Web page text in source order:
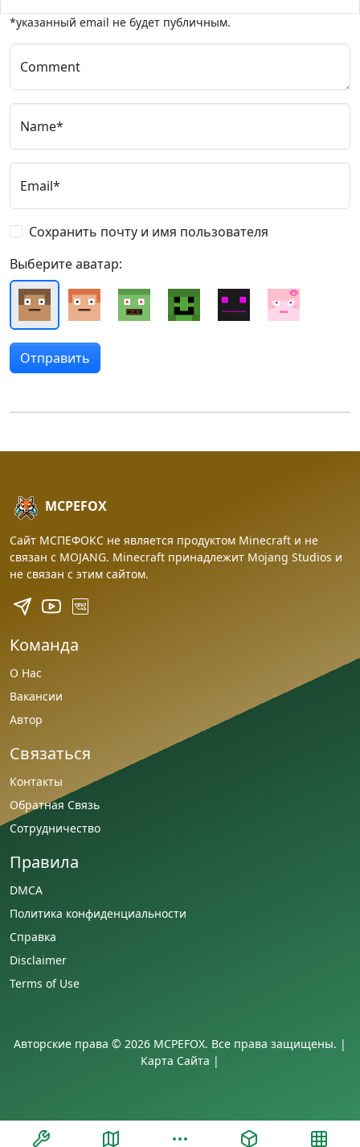
*указанный email не будет публичным.
Comment
Name*
Email*
Сохранить почту и имя пользователя
Выберите аватар:
MCPEFOX
Сайт МСПЕФОКС не является продуктом Minecraft и не
связан с MOJANG. Minecraft принадлежит Mojang Studios и
не связан с этим сайтом.
Команда
О Нас
Вакансии
Автор
Связаться
Контакты
Обратная Связь
Сотрудничество
Правила
DMCA
Политика конфиденциальности
Справка
Disclaimer
Terms of Use
Авторские права © 2026 MCPEFOX. Все права защищены. |
Карта Сайта |